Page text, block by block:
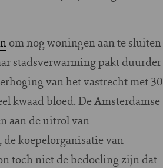
om nog woningen aan te sluiten
stadsverwarming pakt duurder
van het vastrecht met 30
kwaad bloed. De Amsterdamse
aan de uitrol van
koepelorganisatie van
toch niet de bedoeling zijn dat